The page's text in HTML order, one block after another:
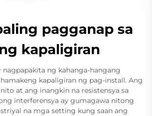
pagganap sa
kapaligiran
nagpapakita ng kahanga-hangang
kapaligiran ng pag-install. Ang
at ang inangkin na resistensya sa
interferensya ay gumagawa nitong
na mga setting kung saan ang